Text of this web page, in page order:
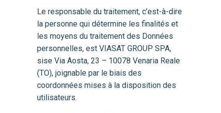
Le responsable du traitement, c’est-à-dire
la personne qui détermine les finalités et
les moyens du traitement des Données
personnelles, est VIASAT GROUP SPA,
sise Via Aosta, 23 – 10078 Venaria Reale
(TO), joignable par le biais des
coordonnées mises à la disposition des
utilisateurs.